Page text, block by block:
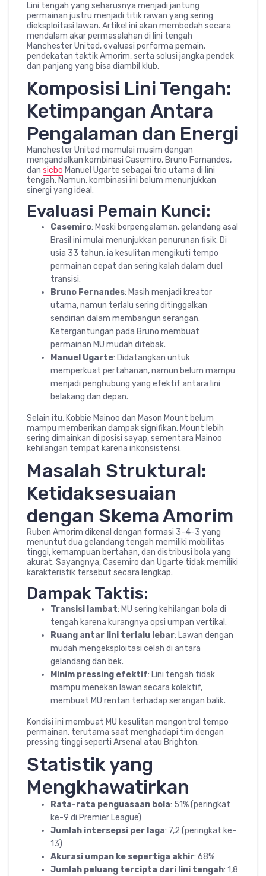
Lini tengah yang seharusnya menjadi jantung
permainan justru menjadi titik rawan yang sering
dieksploitasi lawan. Artikel ini akan membedah secara
mendalam akar permasalahan di lini tengah
Manchester United, evaluasi performa pemain,
pendekatan taktik Amorim, serta solusi jangka pendek
dan panjang yang bisa diambil klub.
Komposisi Lini Tengah:
Ketimpangan Antara
Pengalaman dan Energi
Manchester United memulai musim dengan
mengandalkan kombinasi Casemiro, Bruno Fernandes,
dan sicbo Manuel Ugarte sebagai trio utama di lini
tengah. Namun, kombinasi ini belum menunjukkan
sinergi yang ideal.
Evaluasi Pemain Kunci:
Casemiro: Meski berpengalaman, gelandang asal
Brasil ini mulai menunjukkan penurunan fisik. Di
usia 33 tahun, ia kesulitan mengikuti tempo
permainan cepat dan sering kalah dalam duel
transisi.
Bruno Fernandes: Masih menjadi kreator
utama, namun terlalu sering ditinggalkan
sendirian dalam membangun serangan.
Ketergantungan pada Bruno membuat
permainan MU mudah ditebak.
Manuel Ugarte: Didatangkan untuk
memperkuat pertahanan, namun belum mampu
menjadi penghubung yang efektif antara lini
belakang dan depan.
Selain itu, Kobbie Mainoo dan Mason Mount belum
mampu memberikan dampak signifikan. Mount lebih
sering dimainkan di posisi sayap, sementara Mainoo
kehilangan tempat karena inkonsistensi.
Masalah Struktural:
Ketidaksesuaian
dengan Skema Amorim
Ruben Amorim dikenal dengan formasi 3-4-3 yang
menuntut dua gelandang tengah memiliki mobilitas
tinggi, kemampuan bertahan, dan distribusi bola yang
akurat. Sayangnya, Casemiro dan Ugarte tidak memiliki
karakteristik tersebut secara lengkap.
Dampak Taktis:
Transisi lambat: MU sering kehilangan bola di
tengah karena kurangnya opsi umpan vertikal.
Ruang antar lini terlalu lebar: Lawan dengan
mudah mengeksploitasi celah di antara
gelandang dan bek.
Minim pressing efektif: Lini tengah tidak
mampu menekan lawan secara kolektif,
membuat MU rentan terhadap serangan balik.
Kondisi ini membuat MU kesulitan mengontrol tempo
permainan, terutama saat menghadapi tim dengan
pressing tinggi seperti Arsenal atau Brighton.
Statistik yang
Mengkhawatirkan
Rata-rata penguasaan bola: 51% (peringkat
ke-9 di Premier League)
Jumlah intersepsi per laga: 7,2 (peringkat ke-
13)
Akurasi umpan ke sepertiga akhir: 68%
Jumlah peluang tercipta dari lini tengah: 1,8